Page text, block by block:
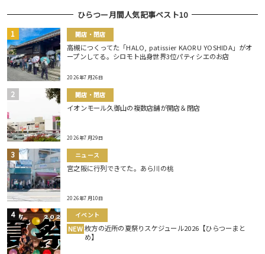
ひらつー月間人気記事ベスト10
開店・閉店
高槻につくってた「HALO, patissier KAORU YOSHIDA」がオ
ープンしてる。シロモト出身世界3位パティシエのお店
2026年7月26日
開店・閉店
イオンモール久御山の複数店舗が開店＆閉店
2026年7月29日
ニュース
宮之阪に行列できてた。あら川の桃
2026年7月10日
イベント
NEW 枚方の近所の夏祭りスケジュール2026【ひらつーまと
め】